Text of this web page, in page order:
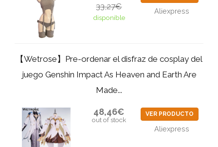
33,27€
disponible
Aliexpress
【Wetrose】Pre-ordenar el disfraz de cosplay del
juego Genshin Impact As Heaven and Earth Are
Made...
48,46€
out of stock
VER PRODUCTO
Aliexpress